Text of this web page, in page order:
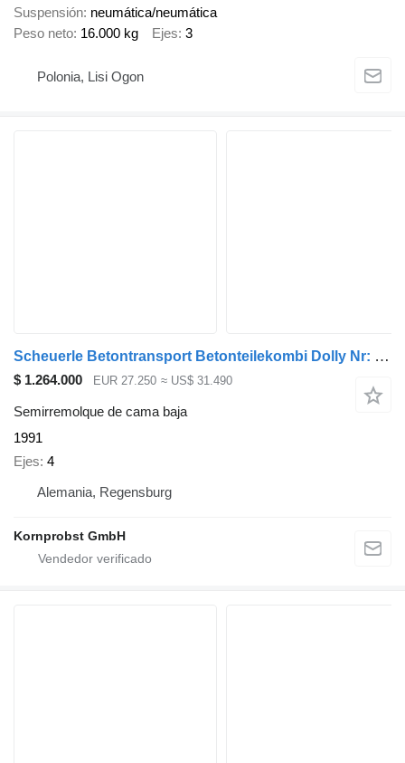
Suspensión neumática/neumática
Peso neto 16.000 kg Ejes 3
Polonia, Lisi Ogon
Scheuerle Betontransport Betonteilekombi Dolly Nr: 596
$ 1.264.000 EUR 27.250 ≈ US$ 31.490
Semirremolque de cama baja
1991
Ejes 4
Alemania, Regensburg
Kornprobst GmbH